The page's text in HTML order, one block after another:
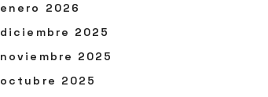
enero 2026
diciembre 2025
noviembre 2025
octubre 2025